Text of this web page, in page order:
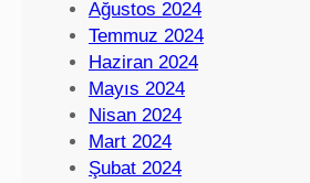
Ağustos 2024
Temmuz 2024
Haziran 2024
Mayıs 2024
Nisan 2024
Mart 2024
Şubat 2024